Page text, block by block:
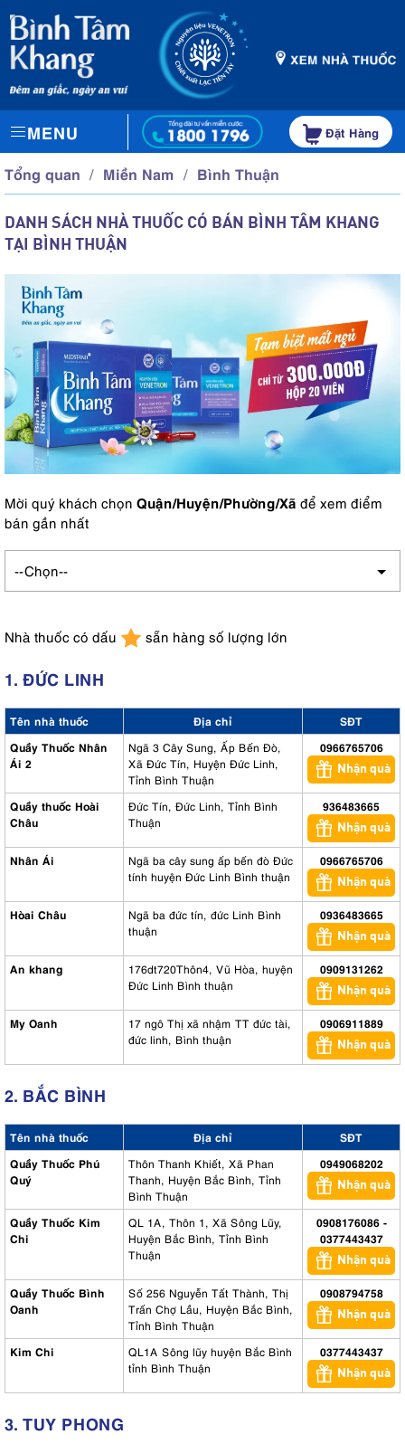
MENU Đặt Hàng
Tổng quan Miền Nam Bình Thuận
DANH SÁCH NHÀ THUỐC CÓ BÁN BÌNH TÂM KHANG
TẠI BÌNH THUẬN
Mời quý khách chọn Quận/Huyện/Phường/Xã để xem điểm
bán gần nhất
--Chọn--
Nhà thuốc có dấu sẵn hàng số lượng lớn
1. ĐỨC LINH
Tên nhà thuốc Địa chỉ
SĐT
Quầy Thuốc Nhân
Ái 2
Ngã 3 Cây Sung, Ấp Bến Đò,
Xã Đức Tín, Huyện Đức Linh,
Tỉnh Bình Thuận
0966765706
Nhận quà
Quầy thuốc Hoài
Châu
Đức Tín, Đức Linh, Tỉnh Bình
Thuận
936483665
Nhận quà
Nhân Ái
Ngã ba cây sung ấp bến đò Đức
tính huyện Đức Linh Bình thuận
0966765706
Nhận quà
Hòai Châu
Ngã ba đức tín, đức Linh Bình
thuận
0936483665
Nhận quà
An khang
176dt720Thôn4, Vũ Hòa, huyện
Đức Linh Bình thuận
0909131262
Nhận quà
My Oanh
17 ngô Thị xã nhậm TT đức tài,
đức linh, Bình thuận
0906911889
Nhận quà
2. BẮC BÌNH
Tên nhà thuốc Địa chỉ
SĐT
Quầy Thuốc Phú
Quý
Thôn Thanh Khiết, Xã Phan
Thanh, Huyện Bắc Bình, Tỉnh
Bình Thuận
0949068202
Nhận quà
Quầy Thuốc Kim
Chi
QL 1A, Thôn 1, Xã Sông Lũy,
Huyện Bắc Bình, Tỉnh Bình
Thuận
0908176086 -
0377443437
Nhận quà
Quầy Thuốc Bình
Oanh
Số 256 Nguyễn Tất Thành, Thị
Trấn Chợ Lầu, Huyện Bắc Bình,
Tỉnh Bình Thuận
0908794758
Nhận quà
Kim Chi
QL1A Sông lũy huyện Bắc Bình
tỉnh Bình Thuận
0377443437
Nhận quà
3. TUY PHONG